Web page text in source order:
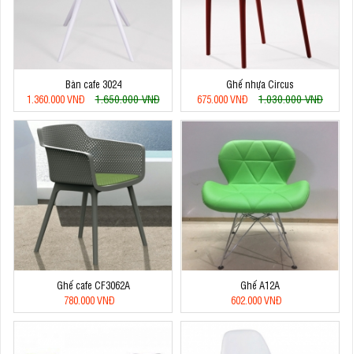
Bàn cafe 3024
1.360.000 VNĐ
1.650.000 VNĐ
Ghế nhựa Circus
675.000 VNĐ
1.030.000 VNĐ
Ghế cafe CF3062A
780.000 VNĐ
Ghế A12A
602.000 VNĐ